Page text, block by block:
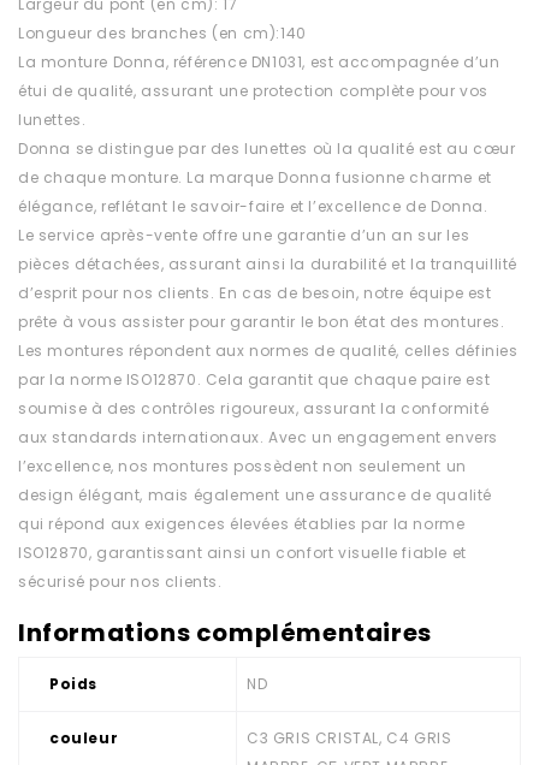
Largeur du pont (en cm): 17
Longueur des branches (en cm):140
La monture Donna, référence DN1031, est accompagnée d’un
étui de qualité, assurant une protection complète pour vos
lunettes.
Donna se distingue par des lunettes où la qualité est au cœur
de chaque monture. La marque Donna fusionne charme et
élégance, reflétant le savoir-faire et l’excellence de Donna.
Le service après-vente offre une garantie d’un an sur les
pièces détachées, assurant ainsi la durabilité et la tranquillité
d’esprit pour nos clients. En cas de besoin, notre équipe est
prête à vous assister pour garantir le bon état des montures.
Les montures répondent aux normes de qualité, celles définies
par la norme ISO12870. Cela garantit que chaque paire est
soumise à des contrôles rigoureux, assurant la conformité
aux standards internationaux. Avec un engagement envers
l’excellence, nos montures possèdent non seulement un
design élégant, mais également une assurance de qualité
qui répond aux exigences élevées établies par la norme
ISO12870, garantissant ainsi un confort visuelle fiable et
sécurisé pour nos clients.
Informations complémentaires
Poids ND
couleur
C3 GRIS CRISTAL, C4 GRIS